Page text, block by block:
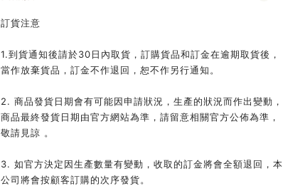
訂貨注意
1.到貨通知後請於30日內取貨，訂購貨品和訂金在逾期取貨後，
當作放棄貨品，訂金不作退回，恕不作另行通知。
2. 商品發貨日期會有可能因申請狀況，生產的狀況而作出變動，
商品最終發貨日期由官方網站為準，請留意相關官方公佈為準，
敬請見諒 。
3. 如官方決定因生產數量有變動，收取的訂金將會全額退回，本
公司將會按顧客訂購的次序發貨。